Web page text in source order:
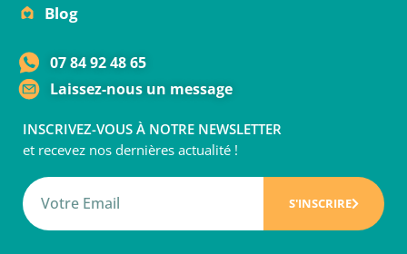
Blog
07 84 92 48 65
Laissez-nous un message
INSCRIVEZ-VOUS À NOTRE NEWSLETTER
et recevez nos dernières actualité !
S'INSCRIRE